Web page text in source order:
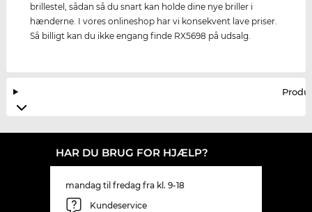
brillestel, sådan så du snart kan holde dine nye briller i
hænderne. I vores onlineshop har vi konsekvent lave priser.
Så billigt kan du ikke engang finde RX5698 på udsalg.
HAR DU BRUG FOR HJÆLP?
mandag til fredag fra kl. 9-18
Kundeservice